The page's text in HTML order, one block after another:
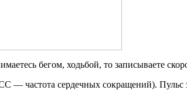
бегом, ходьбой, то записываете
— ча­стота сердечных сокращений). Пульс